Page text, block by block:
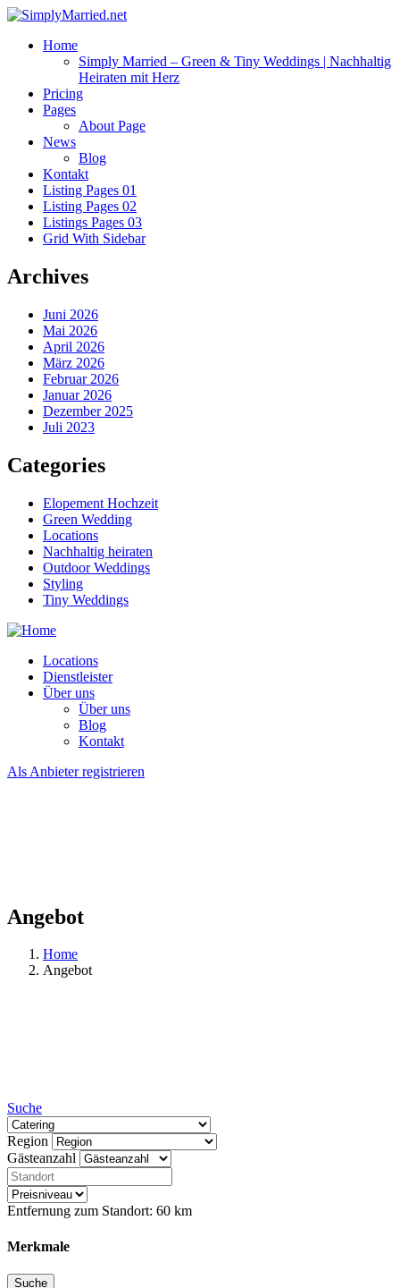
Home
Simply Married – Green & Tiny Weddings | Nachhaltig
Heiraten mit Herz
Pricing
Pages
About Page
News
Blog
Kontakt
Listing Pages 01
Listing Pages 02
Listings Pages 03
Grid With Sidebar
Archives
Juni 2026
Mai 2026
April 2026
März 2026
Februar 2026
Januar 2026
Dezember 2025
Juli 2023
Categories
Elopement Hochzeit
Green Wedding
Locations
Nachhaltig heiraten
Outdoor Weddings
Styling
Tiny Weddings
Locations
Dienstleister
Über uns
Über uns
Blog
Kontakt
Als Anbieter registrieren
Angebot
Home
Angebot
Suche
Region
Gästeanzahl
Entfernung zum Standort: 60 km
Merkmale